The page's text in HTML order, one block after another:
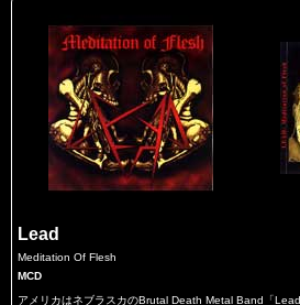
Lead
Meditation Of Flesh
MCD
アメリカはネブラスカのBrutal Death Metal Band「